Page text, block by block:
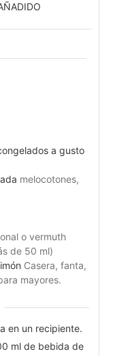
a gusto
melocotones,
o vermuth
de 50 ml)
Casera, fanta,
mayores.
en un recipiente.
ml de bebida de